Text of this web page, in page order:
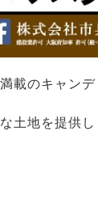
載のキャン
土地を提供し